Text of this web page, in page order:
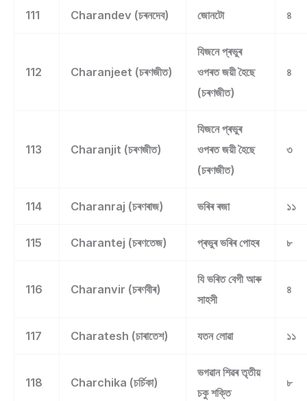
111 Charandev (চৰনদেব) জোনটো ৪
112 Charanjeet (চৰণজীত)
যিজনে প্ৰভুৰ
ওপৰত জয়ী হৈছে
(চৰণজীত)
৪
113 Charanjit (চৰণজীত)
যিজনে প্ৰভুৰ
ওপৰত জয়ী হৈছে
(চৰণজীত)
৩
114 Charanraj (চৰণৰাজ) ভৰিৰ ৰজা ১১
115 Charantej (চৰণতেজ) প্ৰভুৰ ভৰিৰ পোহৰ ৮
116 Charanvir (চৰণবীৰ)
যি ভৰিত বেগী আৰু
সাহসী
৪
117 Charatesh (চাৰাতেশ) যতন লোৱা ১১
118 Charchika (চৰ্চিকা)
ভগৱান শিৱৰ তৃতীয়
চকু শক্তি
৮